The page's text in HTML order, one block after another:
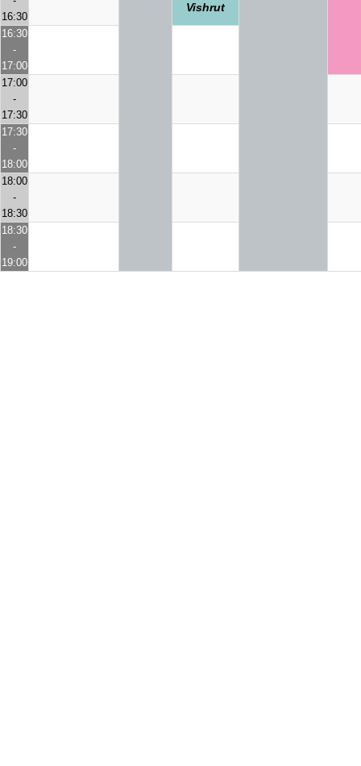
Vishrut
16:30
16:30
-
17:00
17:00
-
17:30
17:30
-
18:00
18:00
-
18:30
18:30
-
19:00